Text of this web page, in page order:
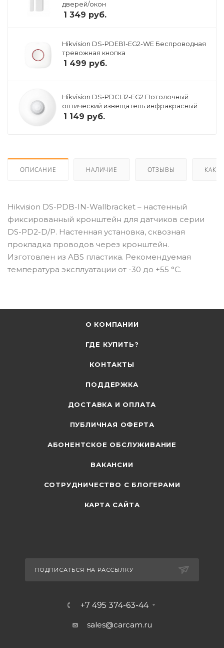
дверей/окон
1 349 руб.
Hikvision DS-PDEB1-EG2-WE Беспроводная
тревожная кнопка
1 499 руб.
Hikvision DS-PDCL12-EG2 Потолочный
оптический извещатель инфракрасный
1 149 руб.
ОПИСАНИЕ НАЛИЧИЕ ОТЗЫВЫ КАК
Hikvision DS-PDB-IN-Wallbracket – настенный
фиксированный кронштейн для датчиков серии
DS-PD2-D/P. Настенная установка, сквозная
прокладка проводов через кронштейн.
Изготовлен из ABS пластика. Рекомендуемая
температура эксплуатации от -30 до +55 °С.
О КОМПАНИИ
ГДЕ КУПИТЬ?
КОНТАКТЫ
ПОДДЕРЖКА
ДОСТАВКА И ОПЛАТА
ПУБЛИЧНАЯ ОФЕРТА
АБОНЕНТСКОЕ ОБСЛУЖИВАНИЕ
ВАКАНСИИ
СОТРУДНИЧЕСТВО С БЛОГЕРАМИ
КАРТА САЙТА
ПОДПИСАТЬСЯ НА РАССЫЛКУ
+7 495 374-63-44
sales@carcam.ru